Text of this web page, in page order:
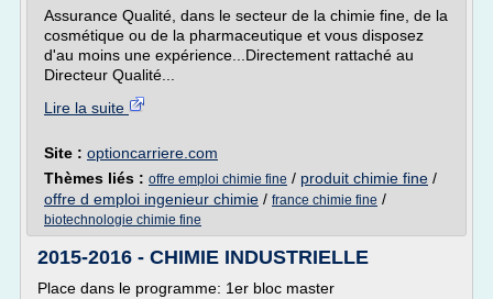
Assurance Qualité, dans le secteur de la chimie fine, de la
cosmétique ou de la pharmaceutique et vous disposez
d'au moins une expérience...Directement rattaché au
Directeur Qualité...
Lire la suite
Site : optioncarriere.com
Thèmes liés : offre emploi chimie fine / produit chimie fine /
offre d emploi ingenieur chimie / france chimie fine /
biotechnologie chimie fine
2015-2016 - CHIMIE INDUSTRIELLE
Place dans le programme: 1er bloc master